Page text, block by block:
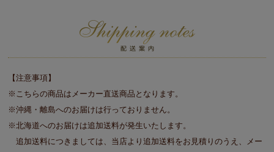
【注意事項】
※こちらの商品はメーカー直送商品となります。
※沖縄・離島へのお届けは行っておりません。
※北海道へのお届けは追加送料が発生いたします。
追加送料につきましては、当店より追加送料をお見積りのうえ、メー